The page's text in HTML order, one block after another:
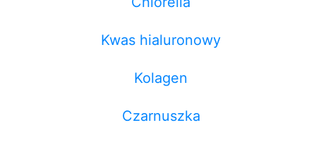
Kwas hialuronowy
Kolagen
Czarnuszka